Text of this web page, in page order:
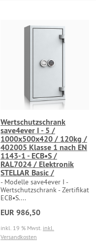
Wertschutzschrank
save4ever I - 5 /
1000x500x420 / 120kg /
402005 Klasse 1 nach EN
1143-1 - ECB•S /
RAL7024 / Elektronik
STELLAR Basic /
- Modelle save4ever I -
Wertschutzschrank - Zertifikat
ECB•S....
EUR 986,50
inkl. 19 % Mwst. inkl.
Versandkosten